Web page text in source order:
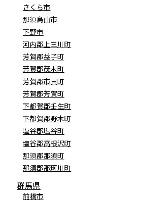
さくら市
那須烏山市
下野市
河内郡上三川町
芳賀郡益子町
芳賀郡茂木町
芳賀郡市貝町
芳賀郡芳賀町
下都賀郡壬生町
下都賀郡野木町
塩谷郡塩谷町
塩谷郡高根沢町
那須郡那須町
那須郡那珂川町
群馬県
前橋市